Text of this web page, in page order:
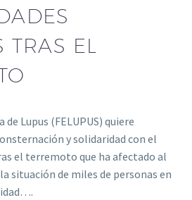
EL
Lupus (FELUPUS) quiere
y solidaridad con el
el terremoto que ha afectado al
situación de miles de personas en